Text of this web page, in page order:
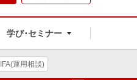
学び･セミナー
IFA(運用相談)